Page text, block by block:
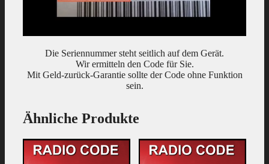
Die Seriennummer steht seitlich auf dem Gerät.
Wir ermitteln den Code für Sie.
Mit Geld-zurück-Garantie sollte der Code ohne Funktion
sein.
Ähnliche Produkte